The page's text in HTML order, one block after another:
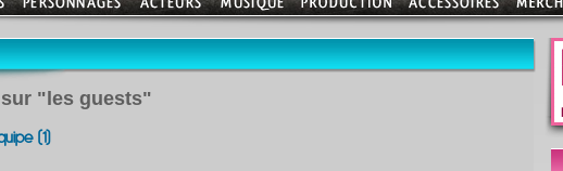
"les guests"
(1)